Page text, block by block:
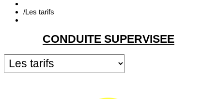
/Les tarifs
CONDUITE SUPERVISEE